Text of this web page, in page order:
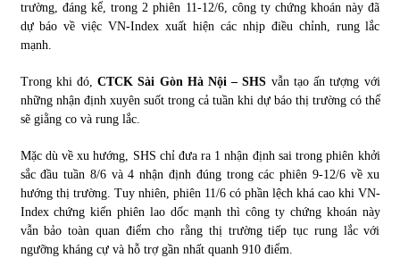
trường, đáng kể, trong 2 phiên 11-12/6, công ty chứng khoán này đã
dự báo về việc VN-Index xuất hiện các nhịp điều chỉnh, rung lắc
mạnh.
Trong khi đó,CTCK Sài Gòn Hà Nội – SHS vẫn tạo ấn tượng với
những nhận định xuyên suốt trong cả tuần khi dự báo thị trường có thể
sẽ giằng co và rung lắc.
Mặc dù về xu hướng, SHS chỉ đưa ra 1 nhận định sai trong phiên khởi
sắc đầu tuần 8/6 và 4 nhận định đúng trong các phiên 9-12/6 về xu
hướng thị trường. Tuy nhiên, phiên 11/6 có phần lệch khá cao khi VN-
Index chứng kiến phiên lao dốc mạnh thì công ty chứng khoán này
vẫn bảo toàn quan điểm cho rằng thị trường tiếp tục rung lắc với
ngưỡng kháng cự và hỗ trợ gần nhất quanh 910 điểm.